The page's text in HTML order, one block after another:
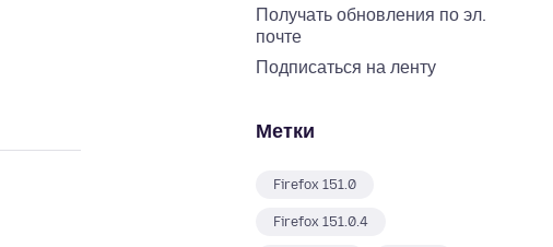
Получать обновления по эл.
почте
Подписаться на ленту
Метки
Firefox 151.0
Firefox 151.0.4